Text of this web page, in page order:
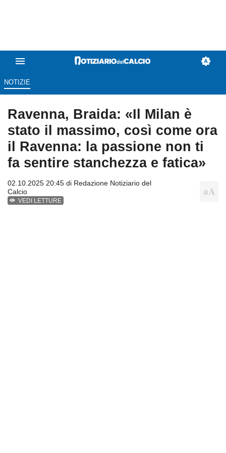
NOTIZIE
Ravenna, Braida: «Il Milan è
stato il massimo, così come ora
il Ravenna: la passione non ti
fa sentire stanchezza e fatica»
02.10.2025 20:45 di Redazione Notiziario del
Calcio
VEDI LETTURE